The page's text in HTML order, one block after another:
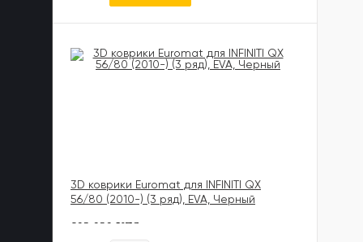
3D коврики Euromat для INFINITI QX
56/80 (2010-) (3 ряд), EVA, Черный
602 020 UZS